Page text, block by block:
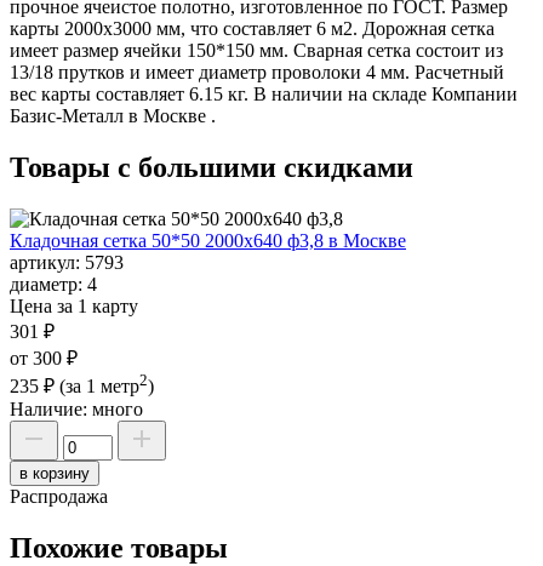
прочное ячеистое полотно, изготовленное по ГОСТ. Размер
карты 2000х3000 мм, что составляет 6 м2. Дорожная сетка
имеет размер ячейки 150*150 мм. Сварная сетка состоит из
13/18 прутков и имеет диаметр проволоки 4 мм. Расчетный
вес карты составляет 6.15 кг. В наличии на складе Компании
Базис-Металл в Москве .
Товары с большими скидками
Кладочная сетка 50*50 2000х640 ф3,8 в Москве
артикул: 5793
диаметр: 4
Цена за 1 карту
301 ₽
от 300 ₽
235 ₽ (за 1 метр2)
Наличие: много
в корзину
Распродажа
Похожие товары